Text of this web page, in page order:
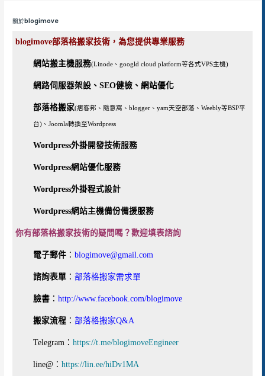
關於blogimove
blogimove部落格搬家技術，為您提供專業服務
網站搬主機服務(Linode、googld cloud platform等各式VPS主機)
網路伺服器架設、SEO健檢、網站優化
部落格搬家(痞客邦、隨意窩、blogger、yam天空部落、Weebly等BSP平
台)、Joomla轉換至Wordpress
Wordpress外掛開發技術服務
Wordpress網站優化服務
Wordpress外掛程式設計
Wordpress網站主機備份備援服務
你有部落格搬家技術的疑問嗎？歡迎填表諮詢
電子郵件 ：blogimove@gmail.com
諮詢表單 ：部落格搬家需求單
臉書 ：http://www.facebook.com/blogimove
搬家流程 ：部落格搬家Q&A
Telegram：https://t.me/blogimoveEngineer
line@：https://lin.ee/hiDv1MA